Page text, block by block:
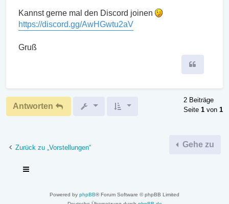
Kannst gerne mal den Discord joinen
https://discord.gg/AwHGwtu2aV
Gruß
Antworten
2 Beiträge
Seite 1 von 1
Zurück zu „Vorstellungen“ Gehe zu
Powered by phpBB® Forum Software © phpBB Limited